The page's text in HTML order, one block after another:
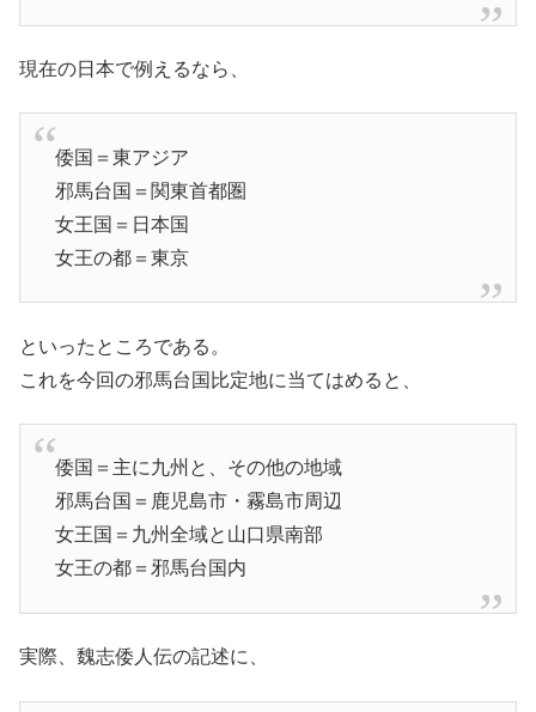
現在の日本で例えるなら、
倭国＝東アジア
邪馬台国＝関東首都圏
女王国＝日本国
女王の都＝東京
といったところである。
これを今回の邪馬台国比定地に当てはめると、
倭国＝主に九州と、その他の地域
邪馬台国＝鹿児島市・霧島市周辺
女王国＝九州全域と山口県南部
女王の都＝邪馬台国内
実際、魏志倭人伝の記述に、